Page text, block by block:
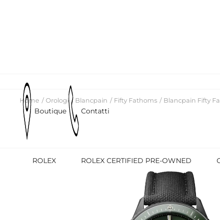
Boutique Contatti
ROLEX ROLEX CERTIFIED PRE-OWNED
Home Orologi Blancpain Fifty Fathoms Blancpain Fifty